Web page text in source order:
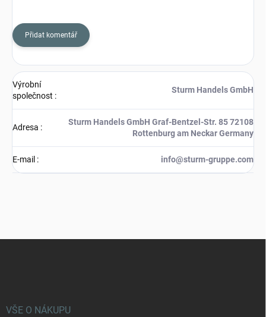
Přidat komentář
Výrobní
společnost :
Sturm Handels GmbH
Adresa :
Sturm Handels GmbH Graf-Bentzel-Str. 85 72108
Rottenburg am Neckar Germany
E-mail : info@sturm-gruppe.com
VŠE O NÁKUPU